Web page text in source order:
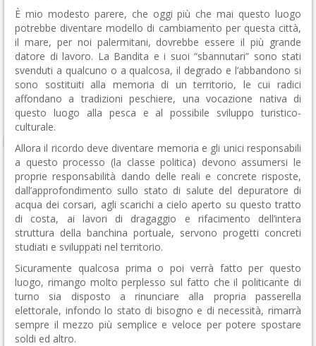
È mio modesto parere, che oggi più che mai questo luogo
potrebbe diventare modello di cambiamento per questa città,
il mare, per noi palermitani, dovrebbe essere il più grande
datore di lavoro. La Bandita e i suoi “sbannutari” sono stati
svenduti a qualcuno o a qualcosa, il degrado e l’abbandono si
sono sostituiti alla memoria di un territorio, le cui radici
affondano a tradizioni peschiere, una vocazione nativa di
questo luogo alla pesca e al possibile sviluppo turistico-
culturale.
Allora il ricordo deve diventare memoria e gli unici responsabili
a questo processo (la classe politica) devono assumersi le
proprie responsabilità dando delle reali e concrete risposte,
dall’approfondimento sullo stato di salute del depuratore di
acqua dei corsari, agli scarichi a cielo aperto su questo tratto
di costa, ai lavori di dragaggio e rifacimento dell’intera
struttura della banchina portuale, servono progetti concreti
studiati e sviluppati nel territorio.
Sicuramente qualcosa prima o poi verrà fatto per questo
luogo, rimango molto perplesso sul fatto che il politicante di
turno sia disposto a rinunciare alla propria passerella
elettorale, infondo lo stato di bisogno e di necessità, rimarrà
sempre il mezzo più semplice e veloce per potere spostare
soldi ed altro.